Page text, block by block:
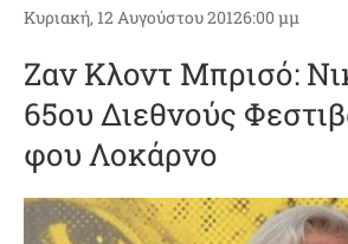
Κυριακή, 12 Αυγούστου 20126:00 μμ
Ζαν Κλoντ Μπρισό:
65ου Διεθνούς
φου Λοκάρνο